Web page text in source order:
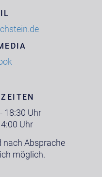
18:30 Uhr
Uhr
nach Absprache
möglich.